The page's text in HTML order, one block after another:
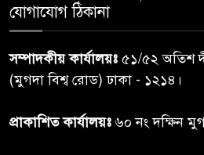
তদন্ত শেষ
৭
রাতের
ঝড়বৃষ্টির
৮
যোগাযোগ ঠিকানা
সম্পাদকীয় কার্যালয়ঃ ৫১/৫২ অতিশ
(মুগদা বিশ্ব রোড) ঢাকা - ১২১৪।
প্রাকাশিত কার্যালয়ঃ৬০ নং দক্ষিন